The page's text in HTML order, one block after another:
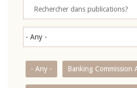
- Any - Banking Commission